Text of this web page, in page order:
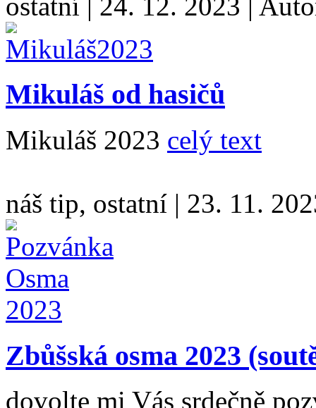
Mikuláš od hasičů
Mikuláš 2023 celý text
náš tip, ostatní | 23. 11.
Zbůšská osma 2023
dovolte mi Vás srdečně